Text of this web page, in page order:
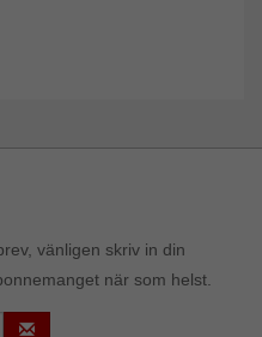
vänligen skriv in din
när som helst.